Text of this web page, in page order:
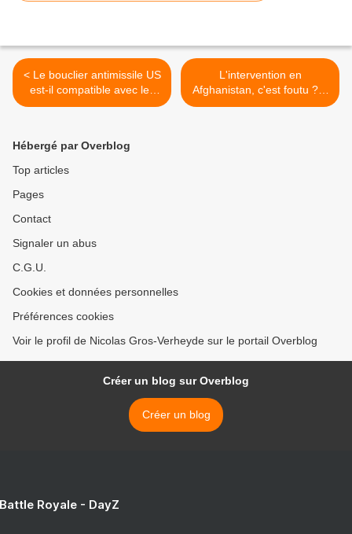
< Le bouclier antimissile US
est-il compatible avec les
règles CE ?
L'intervention en
Afghanistan, c'est foutu ?...
>
Hébergé par Overblog
Top articles
Pages
Contact
Signaler un abus
C.G.U.
Cookies et données personnelles
Préférences cookies
Voir le profil de Nicolas Gros-Verheyde sur le portail Overblog
Créer un blog sur Overblog
Créer un blog
Royale - DayZ